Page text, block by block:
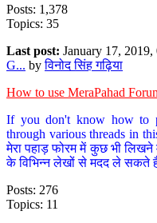
Posts: 1,378
Topics: 35
Last post: January 17,
G... byविनोद सिंह गढ़िया
How to use MeraPahad
If you don't know how to
through various threads in
मेरा पहाड़ फोरम में कुछ भी लिखने
के विभिन्न लेखों से मदद ले सकते
Posts: 276
Topics: 11